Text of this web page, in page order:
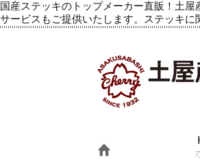
国産ステッキのトップメーカー直販！土
サービスもご提供いたします。ステッキに